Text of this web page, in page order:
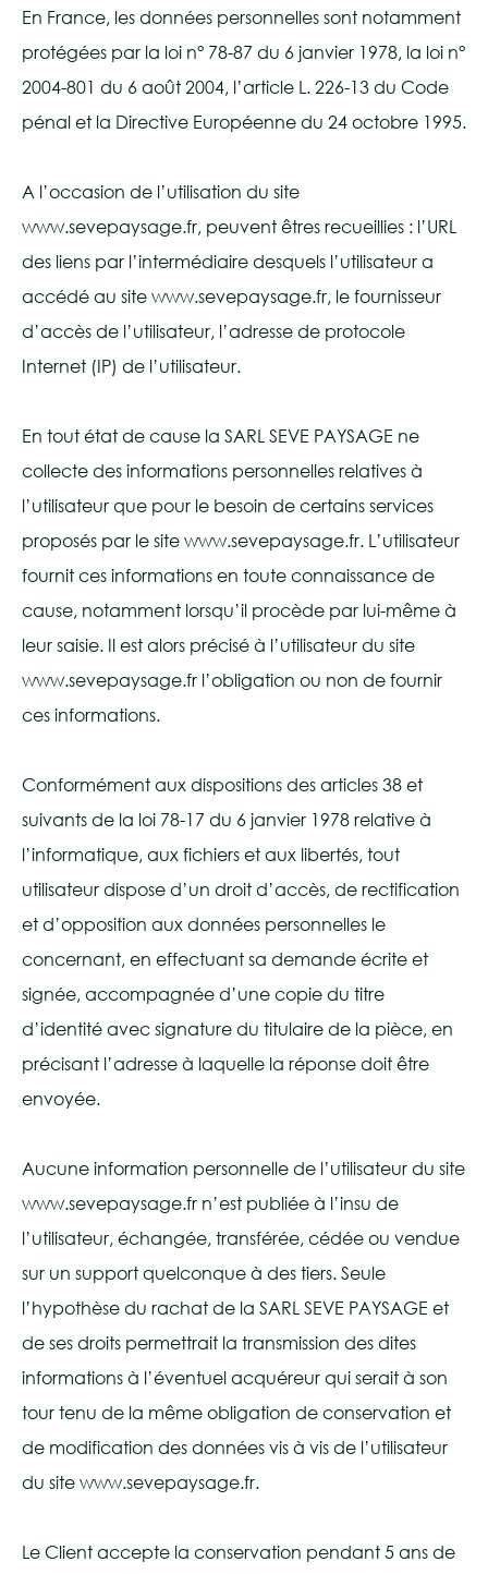
En France, les données personnelles sont notamment
protégées par la loi n° 78-87 du 6 janvier 1978, la loi n°
2004-801 du 6 août 2004, l’article L. 226-13 du Code
pénal et la Directive Européenne du 24 octobre 1995.
A l’occasion de l’utilisation du site
www.sevepaysage.fr, peuvent êtres recueillies : l’URL
des liens par l’intermédiaire desquels l’utilisateur a
accédé au site www.sevepaysage.fr, le fournisseur
d’accès de l’utilisateur, l’adresse de protocole
Internet (IP) de l’utilisateur.
En tout état de cause la SARL SEVE PAYSAGE ne
collecte des informations personnelles relatives à
l’utilisateur que pour le besoin de certains services
proposés par le site www.sevepaysage.fr. L’utilisateur
fournit ces informations en toute connaissance de
cause, notamment lorsqu’il procède par lui-même à
leur saisie. Il est alors précisé à l’utilisateur du site
www.sevepaysage.fr l’obligation ou non de fournir
ces informations.
Conformément aux dispositions des articles 38 et
suivants de la loi 78-17 du 6 janvier 1978 relative à
l’informatique, aux fichiers et aux libertés, tout
utilisateur dispose d’un droit d’accès, de rectification
et d’opposition aux données personnelles le
concernant, en effectuant sa demande écrite et
signée, accompagnée d’une copie du titre
d’identité avec signature du titulaire de la pièce, en
précisant l’adresse à laquelle la réponse doit être
envoyée.
Aucune information personnelle de l’utilisateur du site
www.sevepaysage.fr n’est publiée à l’insu de
l’utilisateur, échangée, transférée, cédée ou vendue
sur un support quelconque à des tiers. Seule
l’hypothèse du rachat de la SARL SEVE PAYSAGE et
de ses droits permettrait la transmission des dites
informations à l’éventuel acquéreur qui serait à son
tour tenu de la même obligation de conservation et
de modification des données vis à vis de l’utilisateur
du site www.sevepaysage.fr.
Le Client accepte la conservation pendant 5 ans de